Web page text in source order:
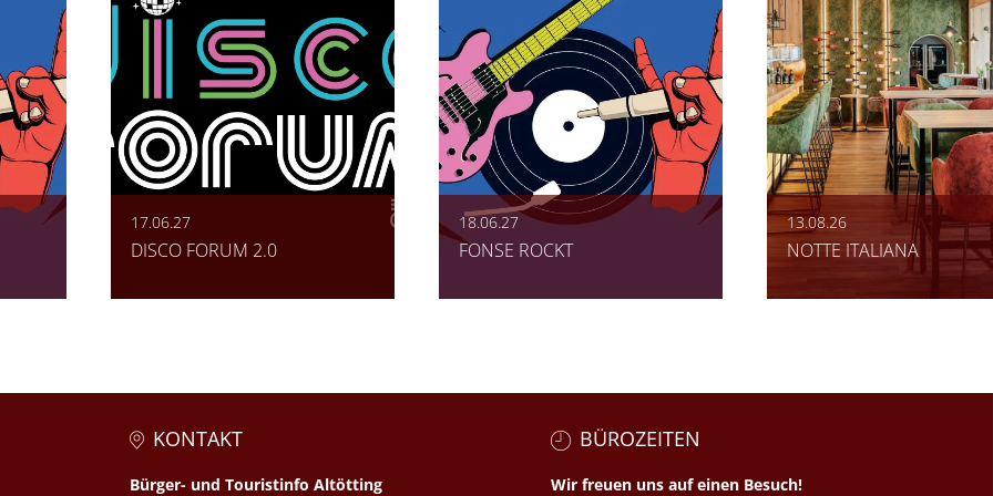
17.06.27
DISCO FORUM 2.0
18.06.27
FONSE ROCKT
13.08.26
NOTTE ITALIANA
KONTAKT
Bürger- und Touristinfo Altötting
BÜROZEITEN
Wir freuen uns auf einen Besuch!